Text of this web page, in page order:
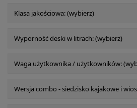
Klasa jakościowa: (wybierz)
Wyporność deski w litrach: (wybierz)
Waga użytkownika / użytkowników:
Wersja combo - siedzisko kajakowe i